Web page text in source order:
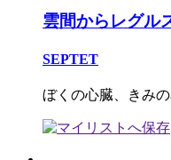
雲間からレグル
SEPTET
ぼくの心臓、きみ